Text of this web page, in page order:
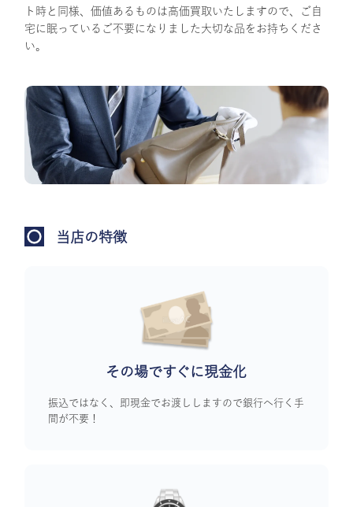
ト時と同様、価値あるものは高価買取いたしますので、ご自
宅に眠っているご不要になりました大切な品をお持ちくださ
い。
当店の特徴
その場ですぐに現金化
振込ではなく、即現金でお渡ししますので銀行へ行く手
間が不要！